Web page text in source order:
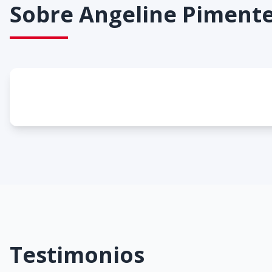
Sobre Angeline
Testimonios